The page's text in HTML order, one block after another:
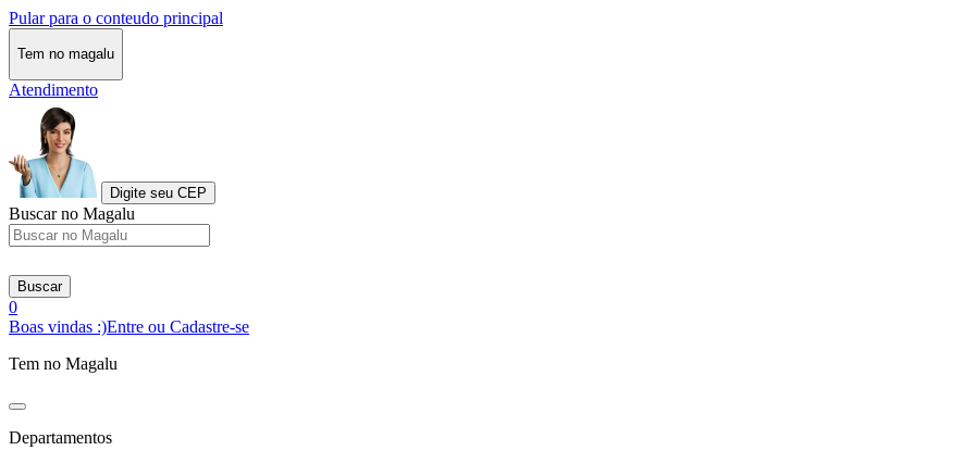
Pular para o conteudo principal
Tem no magalu
Atendimento
Digite seu CEP
Buscar no Magalu
Buscar
0
Boas vindas :)Entre ou Cadastre-se
Tem no Magalu
Departamentos